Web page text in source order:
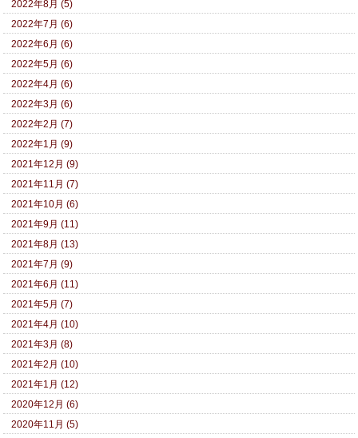
2022年8月 (5)
2022年7月 (6)
2022年6月 (6)
2022年5月 (6)
2022年4月 (6)
2022年3月 (6)
2022年2月 (7)
2022年1月 (9)
2021年12月 (9)
2021年11月 (7)
2021年10月 (6)
2021年9月 (11)
2021年8月 (13)
2021年7月 (9)
2021年6月 (11)
2021年5月 (7)
2021年4月 (10)
2021年3月 (8)
2021年2月 (10)
2021年1月 (12)
2020年12月 (6)
2020年11月 (5)